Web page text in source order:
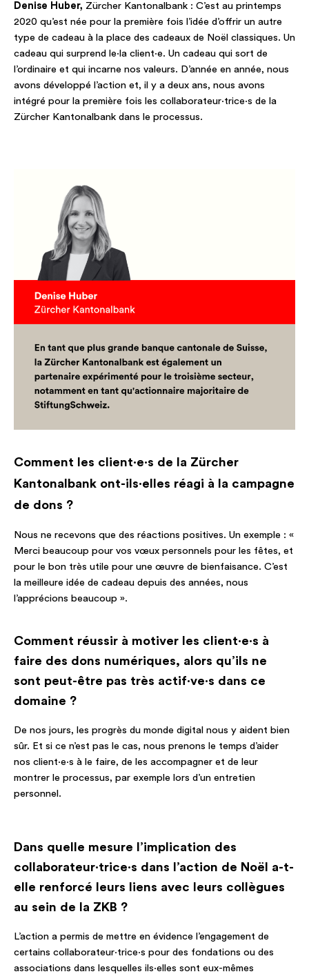
Denise Huber, Zürcher Kantonalbank : C’est au printemps
2020 qu’est née pour la première fois l’idée d’offrir un autre
type de cadeau à la place des cadeaux de Noël classiques. Un
cadeau qui surprend le·la client·e. Un cadeau qui sort de
l’ordinaire et qui incarne nos valeurs. D’année en année, nous
avons développé l’action et, il y a deux ans, nous avons
intégré pour la première fois les collaborateur·trice·s de la
Zürcher Kantonalbank dans le processus.
Comment les client·e·s de la Zürcher
Kantonalbank ont-ils·elles réagi à la campagne
de dons ?
Nous ne recevons que des réactions positives. Un exemple : «
Merci beaucoup pour vos vœux personnels pour les fêtes, et
pour le bon très utile pour une œuvre de bienfaisance. C’est
la meilleure idée de cadeau depuis des années, nous
l’apprécions beaucoup ».
Comment réussir à motiver les client·e·s à
faire des dons numériques, alors qu’ils ne
sont peut-être pas très actif·ve·s dans ce
domaine ?
De nos jours, les progrès du monde digital nous y aident bien
sûr. Et si ce n’est pas le cas, nous prenons le temps d’aider
nos client·e·s à le faire, de les accompagner et de leur
montrer le processus, par exemple lors d’un entretien
personnel.
Dans quelle mesure l’implication des
collaborateur·trice·s dans l’action de Noël a-t-
elle renforcé leurs liens avec leurs collègues
au sein de la ZKB ?
L’action a permis de mettre en évidence l’engagement de
certains collaborateur·trice·s pour des fondations ou des
associations dans lesquelles ils·elles sont eux-mêmes